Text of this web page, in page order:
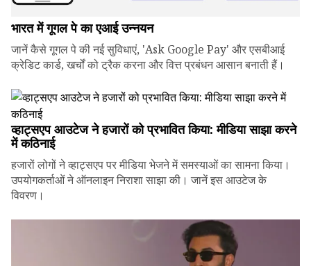
भारत में गूगल पे का एआई उन्नयन
जानें कैसे गूगल पे की नई सुविधाएं, 'Ask Google Pay' और एसबीआई
क्रेडिट कार्ड, खर्चों को ट्रैक करना और वित्त प्रबंधन आसान बनाती हैं।
व्हाट्सएप आउटेज ने हजारों को प्रभावित किया: मीडिया साझा करने
में कठिनाई
हजारों लोगों ने व्हाट्सएप पर मीडिया भेजने में समस्याओं का सामना किया।
उपयोगकर्ताओं ने ऑनलाइन निराशा साझा की। जानें इस आउटेज के
विवरण।